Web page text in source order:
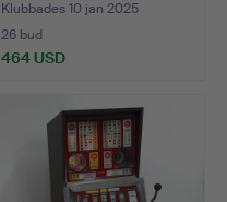
Klubbades 10 jan 2025
26 bud
464 USD